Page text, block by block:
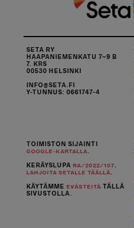
SETA RY
HAAPANIEMENKATU 7–9 B
7. KRS
00530 HELSINKI
INFO@SETA.FI
Y-TUNNUS: 0661747-4
TOIMISTON SIJAINTI
GOOGLE-KARTALLA
KERÄYSLUPARA/2022/107
LAHJOITA SETALLE TÄÄLLÄ
KÄYTÄMMEEVÄSTEITÄ TÄLLÄ
SIVUSTOLLA.